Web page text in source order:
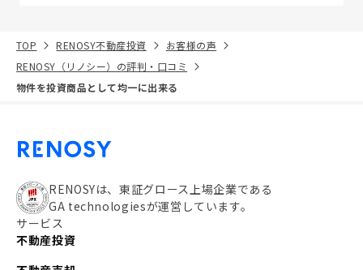
TOP RENOSY不動産投資
お客様の声
RENOSY（リノシー）の評判・口コミ
物件を投資商品として均一に出来る
RENOSYは、東証グロース上場企業である
GA technologiesが運営しています。
サービス
不動産投資